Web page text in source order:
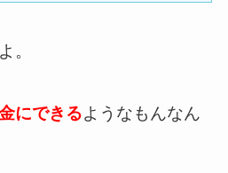
。
にできるようなもんなん